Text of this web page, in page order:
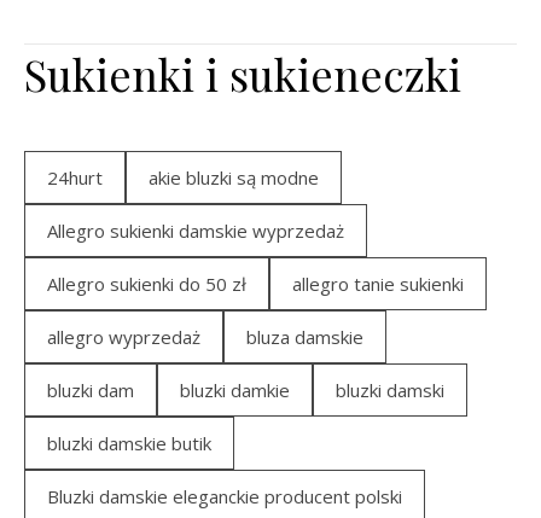
Sukienki i sukieneczki
24hurt akie bluzki są modne
Allegro sukienki damskie wyprzedaż
Allegro sukienki do 50 zł allegro tanie sukienki
allegro wyprzedaż bluza damskie
bluzki dam bluzki damkie bluzki damski
bluzki damskie butik
Bluzki damskie eleganckie producent polski